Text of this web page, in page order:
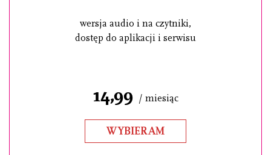
wersja audio i na czytniki,
dostęp do aplikacji i serwisu
14,99 / miesiąc
WYBIERAM